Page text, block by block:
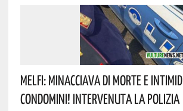
Melfi: Minacciava Di Morte E
Condomini! Intervenuta La Polizia